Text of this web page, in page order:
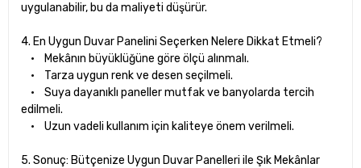
uygulanabilir, bu da maliyeti düşürür.
4. En Uygun Duvar Panelini Seçerken Nelere Dikkat Etmeli?
• Mekânın büyüklüğüne göre ölçü alınmalı.
• Tarza uygun renk ve desen seçilmeli.
• Suya dayanıklı paneller mutfak ve banyolarda tercih
edilmeli.
• Uzun vadeli kullanım için kaliteye önem verilmeli.
5. Sonuç: Bütçenize Uygun Duvar Panelleri ile Şık Mekânlar